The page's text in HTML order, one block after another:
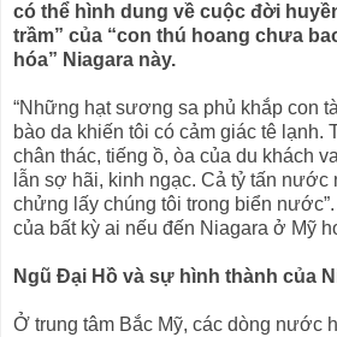
có thể hình dung về cuộc đời
trầm” của “con thú hoang chưa
hóa” Niagara này.
“Những hạt sương sa phủ khắp con
bào da khiến tôi có cảm giác tê lạnh.
chân thác, tiếng ồ, òa của du khách
lẫn sợ hãi, kinh ngạc. Cả tỷ tấn nước
chửng lấy chúng tôi trong biển
của bất kỳ ai nếu đến Niagara ở Mỹ
Ngũ Đại Hồ và sự hình thành của
Ở trung tâm Bắc Mỹ, các dòng nước